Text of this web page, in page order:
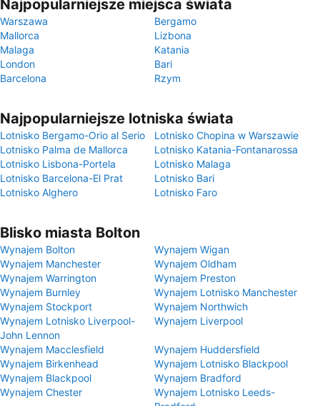
Najpopularniejsze miejsca świata
Warszawa
Bergamo
Mallorca
Lizbona
Malaga
Katania
London
Bari
Barcelona
Rzym
Najpopularniejsze lotniska świata
Lotnisko Bergamo-Orio al Serio
Lotnisko Chopina w Warszawie
Lotnisko Palma de Mallorca
Lotnisko Katania-Fontanarossa
Lotnisko Lisbona-Portela
Lotnisko Malaga
Lotnisko Barcelona-El Prat
Lotnisko Bari
Lotnisko Alghero
Lotnisko Faro
Blisko miasta Bolton
Wynajem Bolton
Wynajem Wigan
Wynajem Manchester
Wynajem Oldham
Wynajem Warrington
Wynajem Preston
Wynajem Burnley
Wynajem Lotnisko Manchester
Wynajem Stockport
Wynajem Northwich
Wynajem Lotnisko Liverpool-
John Lennon
Wynajem Liverpool
Wynajem Macclesfield
Wynajem Huddersfield
Wynajem Birkenhead
Wynajem Lotnisko Blackpool
Wynajem Blackpool
Wynajem Bradford
Wynajem Chester
Wynajem Lotnisko Leeds-